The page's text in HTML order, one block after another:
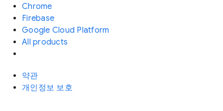
Chrome
Firebase
Google Cloud Platform
All products
약관
개인정보 보호